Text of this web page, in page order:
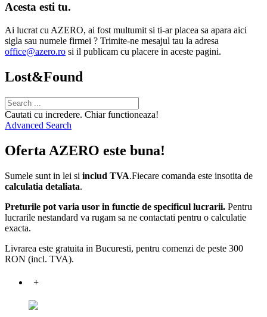
Acesta esti tu.
Ai lucrat cu AZERO, ai fost multumit si ti-ar placea sa apara aici
sigla sau numele firmei ? Trimite-ne mesajul tau la adresa
office@azero.ro si il publicam cu placere in aceste pagini.
Lost&Found
Cautati cu incredere. Chiar functioneaza!
Advanced Search
Oferta AZERO este buna!
Sumele sunt in lei si includ TVA.Fiecare comanda este insotita de
calculatia detaliata.
Preturile pot varia usor in functie de specificul lucrarii. Pentru
lucrarile nestandard va rugam sa ne contactati pentru o calculatie
exacta.
Livrarea este gratuita in Bucuresti, pentru comenzi de peste 300
RON (incl. TVA).
+